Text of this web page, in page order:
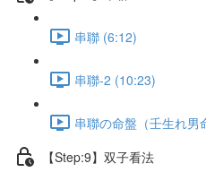
串聯 (6:12)
串聯-2 (10:23)
串聯の命盤（壬生れ男
【Step:9】双子看法